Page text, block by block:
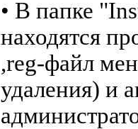
• В папке
находятся
,reg-файл
удаления) и